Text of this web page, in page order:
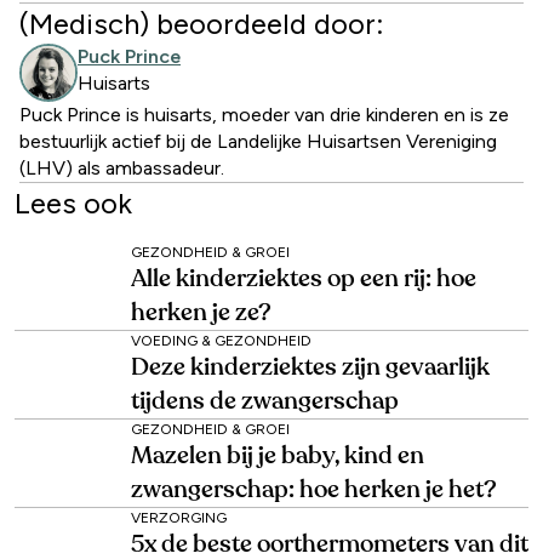
(Medisch) beoordeeld door:
Puck Prince
Huisarts
Puck Prince is huisarts, moeder van drie kinderen en is ze
bestuurlijk actief bij de Landelijke Huisartsen Vereniging
(LHV) als ambassadeur.
Lees ook
GEZONDHEID & GROEI
Alle kinderziektes op een rij: hoe
herken je ze?
VOEDING & GEZONDHEID
Deze kinderziektes zijn gevaarlijk
tijdens de zwangerschap
GEZONDHEID & GROEI
Mazelen bij je baby, kind en
zwangerschap: hoe herken je het?
VERZORGING
5x de beste oorthermometers van dit